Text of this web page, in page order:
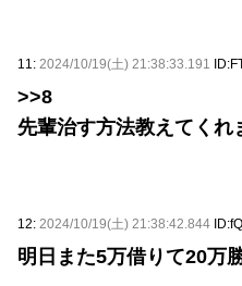
11: 2024/10/19(土) 21:38:33.191
>>8
先輩治す方法教えてくれ
12: 2024/10/19(土) 21:38:42.844
明日また5万借りて20万